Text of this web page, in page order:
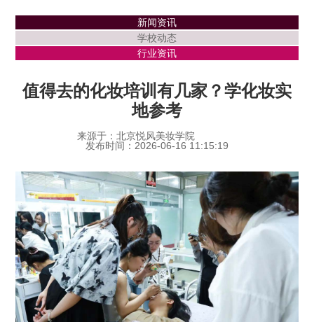
新闻资讯
学校动态
行业资讯
值得去的化妆培训有几家？学化妆实
地参考
来源于：北京悦风美妆学院
发布时间：2026-06-16 11:15:19